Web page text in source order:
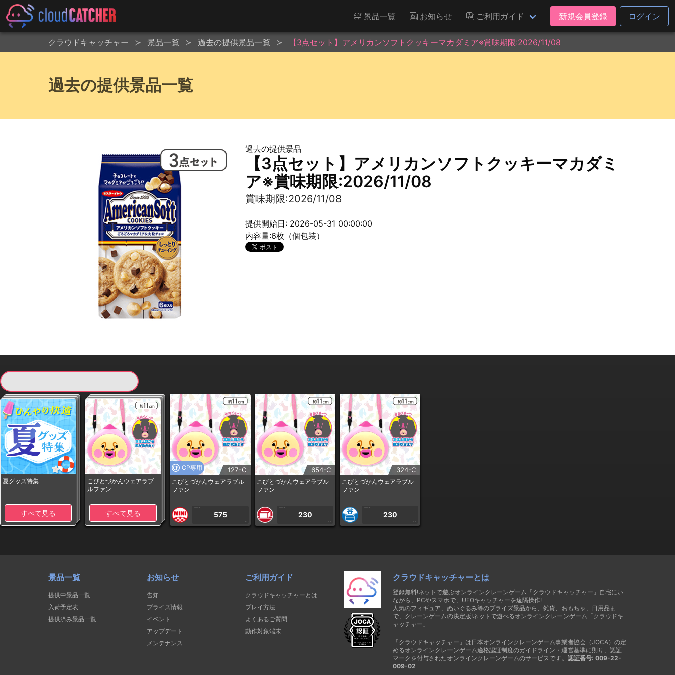
景品一覧 お知らせ ご利用ガイド 新規会員登録 ログイン
クラウドキャッチャー 景品一覧 過去の提供景品一覧 【3点セット】アメリカンソフトクッキーマカダミア※賞味期限:2026/11/08
過去の提供景品一覧
過去の提供景品
【3点セット】アメリカンソフトクッキーマカダミ
ア※賞味期限:2026/11/08
賞味期限:2026/11/08
提供開始日: 2026-05-31 00:00:00
内容量:6枚（個包装）
夏グッズ特集
すべて見る
こびとづかんウェアラブ
ルファン
すべて見る
CP専用 127-C
こびとづかんウェアラブル
ファン
1PLAY
575
CP
654-C
こびとづかんウェアラブル
ファン
1PLAY
230
CP
324-C
こびとづかんウェアラブル
ファン
1PLAY
230
CP
景品一覧
提供中景品一覧
入荷予定表
提供済み景品一覧
お知らせ
告知
プライズ情報
イベント
アップデート
メンテナンス
ご利用ガイド
クラウドキャッチャーとは
プレイ方法
よくあるご質問
動作対象端末
クラウドキャッチャーとは
登録無料!ネットで遊ぶオンラインクレーンゲーム「クラウドキャッチャー」自宅にい
ながら、PCやスマホで、UFOキャッチャーを遠隔操作!
人気のフィギュア、ぬいぐるみ等のプライズ景品から、雑貨、おもちゃ、日用品ま
で、クレーンゲームの決定版!ネットで遊べるオンラインクレーンゲーム「クラウドキ
ャッチャー」
「クラウドキャッチャー」は日本オンラインクレーンゲーム事業者協会（JOCA）の定
めるオンラインクレーンゲーム適格認証制度のガイドライン・運営基準に則り、認証
マークを付与されたオンラインクレーンゲームのサービスです。 認証番号: 009-22-
009-02